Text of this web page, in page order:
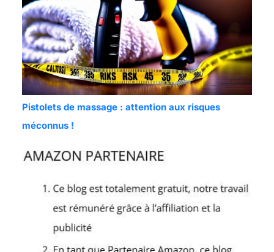
Pistolets de massage : attention aux risques
méconnus !